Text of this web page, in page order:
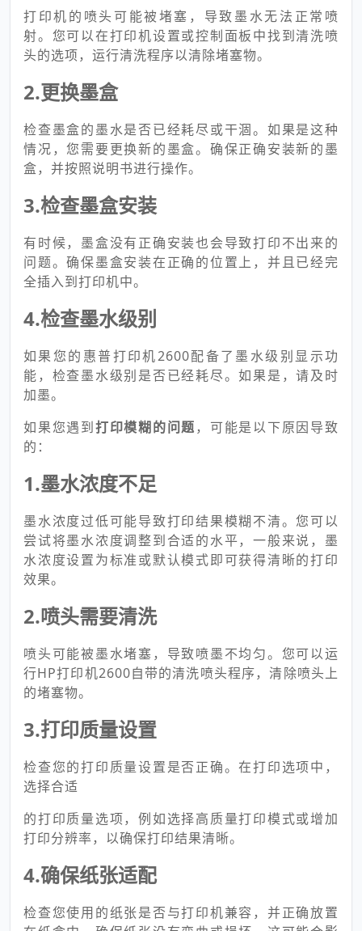
打印机的喷头可能被堵塞，导致墨水无法正常喷
射。您可以在打印机设置或控制面板中找到清洗喷
头的选项，运行清洗程序以清除堵塞物。
2.更换墨盒
检查墨盒的墨水是否已经耗尽或干涸。如果是这种
情况，您需要更换新的墨盒。确保正确安装新的墨
盒，并按照说明书进行操作。
3.检查墨盒安装
有时候，墨盒没有正确安装也会导致打印不出来的
问题。确保墨盒安装在正确的位置上，并且已经完
全插入到打印机中。
4.检查墨水级别
如果您的惠普打印机2600配备了墨水级别显示功
能，检查墨水级别是否已经耗尽。如果是，请及时
加墨。
如果您遇到打印模糊的问题 ，可能是以下原因导致
的：
1.墨水浓度不足
墨水浓度过低可能导致打印结果模糊不清。您可以
尝试将墨水浓度调整到合适的水平，一般来说，墨
水浓度设置为标准或默认模式即可获得清晰的打印
效果。
2.喷头需要清洗
喷头可能被墨水堵塞，导致喷墨不均匀。您可以运
行HP打印机2600自带的清洗喷头程序，清除喷头上
的堵塞物。
3.打印质量设置
检查您的打印质量设置是否正确。在打印选项中，
选择合适
的打印质量选项，例如选择高质量打印模式或增加
打印分辨率，以确保打印结果清晰。
4.确保纸张适配
检查您使用的纸张是否与打印机兼容，并正确放置